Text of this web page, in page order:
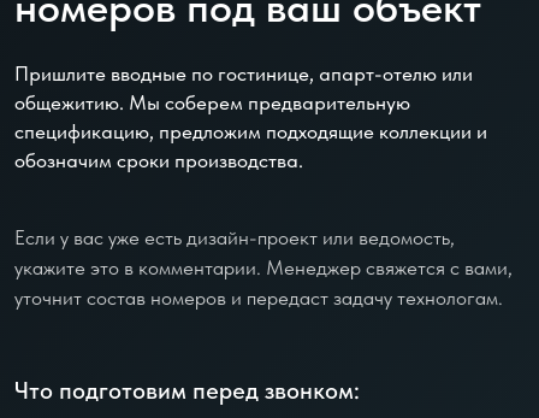
Пришлите вводные по гостинице, апарт-отелю или
общежитию. Мы соберем предварительную
спецификацию, предложим подходящие коллекции и
обозначим сроки производства.
Если у вас уже есть дизайн-проект или ведомость,
укажите это в комментарии. Менеджер свяжется с вами,
уточнит состав номеров и передаст задачу технологам.
Что подготовим перед звонком: